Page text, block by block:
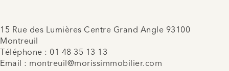
15 Rue des Lumières Centre Grand Angle 93100
Montreuil
Téléphone : 01 48 35 13 13
Email : montreuil@morissimmobilier.com